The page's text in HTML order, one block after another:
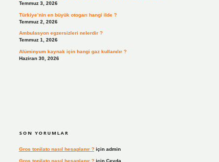
Temmuz 3, 2026
Türkiye’nin en büyük otogarı hangi ilde ?
Temmuz 2, 2026
Ambulasyon egzersizleri nelerdir ?
Temmuz 1, 2026
Alüminyum kaynak için hangi gaz kullanılır ?
Haziran 30, 2026
SON YORUMLAR
Gros tonilato nasıl hesaplanır ?için admin
Gros tonilato nasıl hesaplanır ?için Ceyda